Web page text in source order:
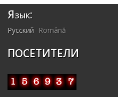
Язык:
Русский Română
ПОСЕТИТЕЛИ